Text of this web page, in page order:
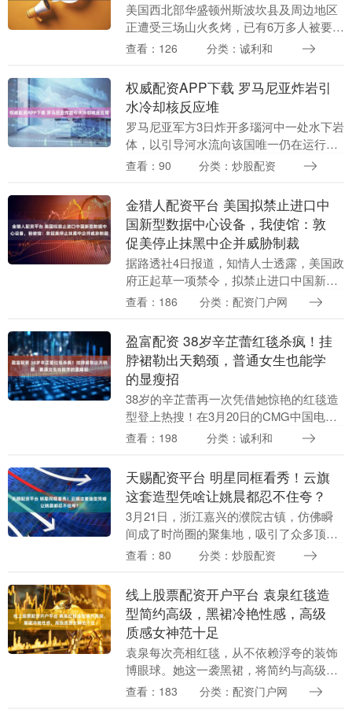
美国西北部华盛顿州斯波坎县及周边地区
正遭受三场山火炙烤，已有6万多人被要求
撤离。该县治安官3日晚宣布，已逮捕一名
视）....
查看：126 分类：诚利和
权威配资APP下载 罗马尼亚炸岩引
水冷却核反应堆
罗马尼亚军方3日炸开多瑙河中一处水下岩
体，以引导河水流向该国唯一仍在运行的
核反应堆，缓解多日干旱导致核反应堆冷
查看：90 分类：炒股配资
金猎人配资平台 美国拟禁止进口中
国新型数据中心设备，我使馆：敦
促美停止抹黑中企并威胁制裁
据路透社4日报道，知情人士透露，美国政
府正起草一项禁令，拟禁止进口中国新型
号的数据中心组件，以保护支撑人工智能
称，负责....
查看：186 分类：配资门户网
盈富配资 38岁辛芷蕾红毯杀疯！挂
脖裙勒出天鹅颈，普通女生也能学
的显瘦招
38岁的辛芷蕾再一次凭借她惊艳的红毯造
型登上热搜！在3月20日的CMG中国电影
盛典上，这位威尼斯影后身穿一袭金色挂
步伐下轻轻....
查看：198 分类：诚利和
天赐配资平台 明星同框看秀！云旗
这套造型凭啥让姚晨都忍不住夸？
3月21日，浙江嘉兴的濮院古镇，仿佛瞬
间成了时尚圈的聚集地，吸引了众多顶级
明星的光临！姚晨、胡一天、任豪、云旗
定时尚周的第一....
查看：80 分类：炒股配资
线上股票配资开户平台 袁泉红毯造
型简约高级，黑裙冷艳性感，高级
质感女神范十足
袁泉每次亮相红毯，从不依赖浮夸的装饰
博眼球。她这一袭黑裙，将简约与高级感
完美融合，清冷气质与利落版型交相辉
查看：183 分类：配资门户网